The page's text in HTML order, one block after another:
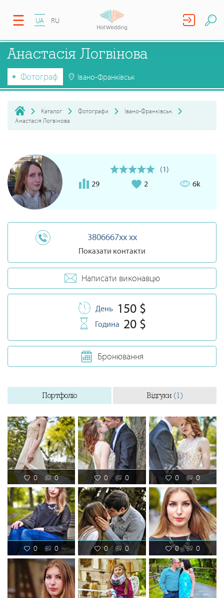
UA RU
Анастасія Логвінова
Фотограф Івано-Франківськ
Каталог Фотографи
Івано-Франківськ
Анастасія Логвінова
(1)
29
2 6k
3806667xx xx
Показати контакти
Написати виконавцю
День 150 $
Година 20 $
Бронювання
Портфоліо Відгуки (1)
0 0 0 0 0 0
0 0 0 0 0 0